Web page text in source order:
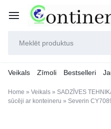
Veikals Zīmoli Bestselleri
Home » Veikals » SADZĪVES
sūcēji ar konteineru » Severin